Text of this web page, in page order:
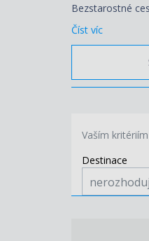
Bezstarostné
Číst víc
Vaším
Destinace